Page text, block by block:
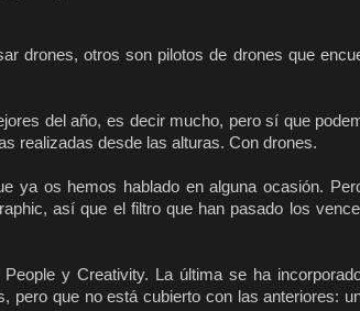
drones, otros son pilotos de drones que
del año, es decir mucho, pero sí que
realizadas desde las alturas. Con drones.
ya os hemos hablado en alguna ocasión.
así que el filtro que han pasado los
y Creativity. La última se ha
pero que no está cubierto con las anteriores: